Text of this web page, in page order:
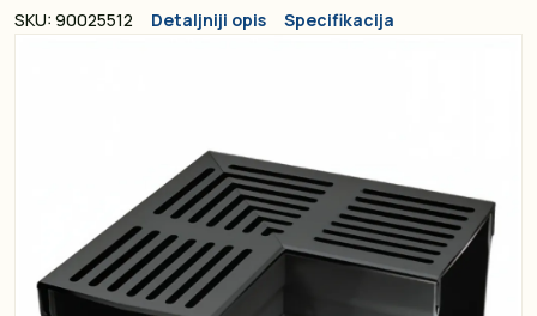
SKU: 90025512 Detaljniji opis Specifikacija